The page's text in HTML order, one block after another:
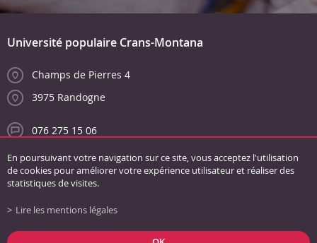
Université populaire Crans-Montana
Champs de Pierres 4
3975 Randogne
076 275 15 06
info@unipopcransmontana.ch
Liens Conditions générales Mentions légales Plan du site
En poursuivant votre navigation sur ce site, vous acceptez l'utilisation
de cookies pour améliorer votre expérience utilisateur et réaliser des
statistiques de visites.
Lire les mentions légales